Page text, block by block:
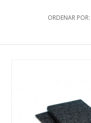
ORDENAR POR: